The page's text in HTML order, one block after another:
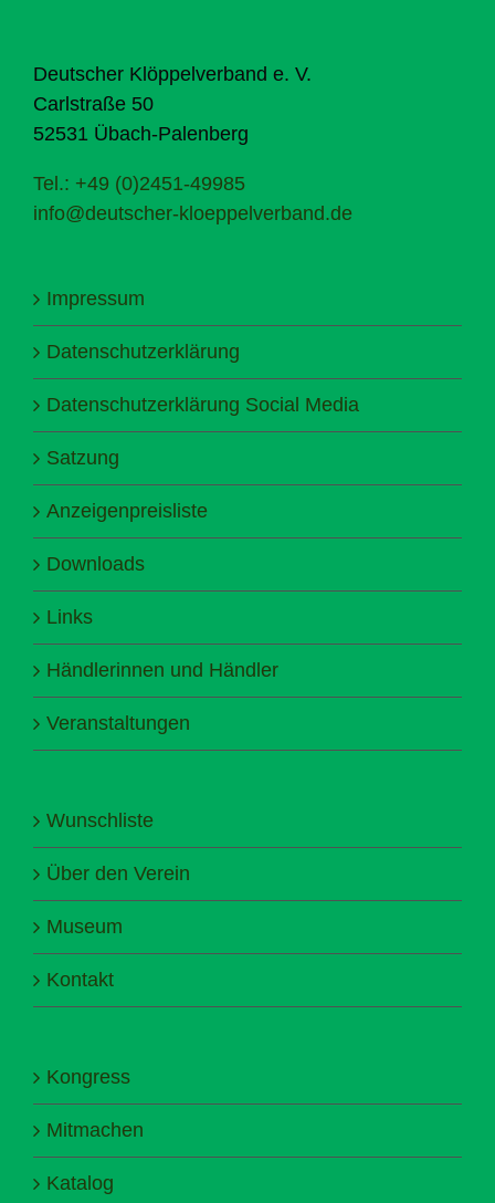
Deutscher Klöppelverband e. V.
Carlstraße 50
52531 Übach-Palenberg
Tel.: +49 (0)2451-49985
info@deutscher-kloeppelverband.de
Impressum
Datenschutzerklärung
Datenschutzerklärung Social Media
Satzung
Anzeigenpreisliste
Downloads
Links
Händlerinnen und Händler
Veranstaltungen
Wunschliste
Über den Verein
Museum
Kontakt
Kongress
Mitmachen
Katalog